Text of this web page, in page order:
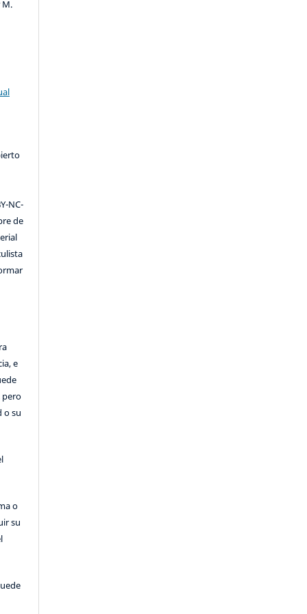
M.
NC-
de
e
pero
o su
o
su